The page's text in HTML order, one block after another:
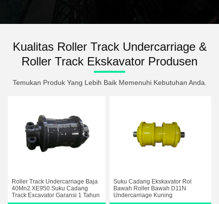
Kualitas Roller Track Undercarriage &
Roller Track Ekskavator Produsen
Temukan Produk Yang Lebih Baik Memenuhi Kebutuhan Anda.
Roller Track Undercarriage Baja
40Mn2 XE950 Suku Cadang
Track Excavator Garansi 1 Tahun
Suku Cadang Ekskavator Rol
Bawah Roller Bawah D11N
Undercarriage Kuning